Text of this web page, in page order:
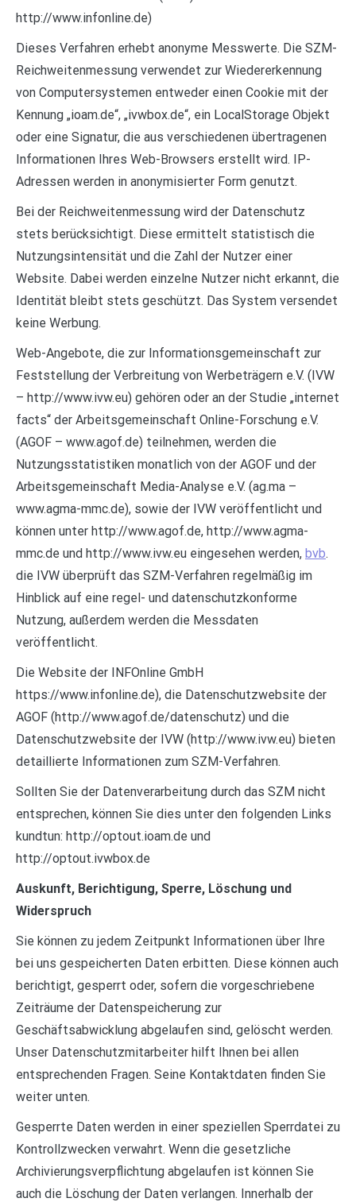
http://www.infonline.de)
Dieses Verfahren erhebt anonyme Messwerte. Die SZM-
Reichweitenmessung verwendet zur Wiedererkennung
von Computersystemen entweder einen Cookie mit der
Kennung „ioam.de“, „ivwbox.de“, ein LocalStorage Objekt
oder eine Signatur, die aus verschiedenen übertragenen
Informationen Ihres Web-Browsers erstellt wird. IP-
Adressen werden in anonymisierter Form genutzt.
Bei der Reichweitenmessung wird der Datenschutz
stets berücksichtigt. Diese ermittelt statistisch die
Nutzungsintensität und die Zahl der Nutzer einer
Website. Dabei werden einzelne Nutzer nicht erkannt, die
Identität bleibt stets geschützt. Das System versendet
keine Werbung.
Web-Angebote, die zur Informationsgemeinschaft zur
Feststellung der Verbreitung von Werbeträgern e.V. (IVW
– http://www.ivw.eu) gehören oder an der Studie „internet
facts“ der Arbeitsgemeinschaft Online-Forschung e.V.
(AGOF – www.agof.de) teilnehmen, werden die
Nutzungsstatistiken monatlich von der AGOF und der
Arbeitsgemeinschaft Media-Analyse e.V. (ag.ma –
www.agma-mmc.de), sowie der IVW veröffentlicht und
können unter http://www.agof.de, http://www.agma-
mmc.de und http://www.ivw.eu eingesehen werden, bvb.
die IVW überprüft das SZM-Verfahren regelmäßig im
Hinblick auf eine regel- und datenschutzkonforme
Nutzung, außerdem werden die Messdaten
veröffentlicht.
Die Website der INFOnline GmbH
https://www.infonline.de), die Datenschutzwebsite der
AGOF (http://www.agof.de/datenschutz) und die
Datenschutzwebsite der IVW (http://www.ivw.eu) bieten
detaillierte Informationen zum SZM-Verfahren.
Sollten Sie der Datenverarbeitung durch das SZM nicht
entsprechen, können Sie dies unter den folgenden Links
kundtun: http://optout.ioam.de und
http://optout.ivwbox.de
Auskunft, Berichtigung, Sperre, Löschung und
Widerspruch
Sie können zu jedem Zeitpunkt Informationen über Ihre
bei uns gespeicherten Daten erbitten. Diese können auch
berichtigt, gesperrt oder, sofern die vorgeschriebene
Zeiträume der Datenspeicherung zur
Geschäftsabwicklung abgelaufen sind, gelöscht werden.
Unser Datenschutzmitarbeiter hilft Ihnen bei allen
entsprechenden Fragen. Seine Kontaktdaten finden Sie
weiter unten.
Gesperrte Daten werden in einer speziellen Sperrdatei zu
Kontrollzwecken verwahrt. Wenn die gesetzliche
Archivierungsverpflichtung abgelaufen ist können Sie
auch die Löschung der Daten verlangen. Innerhalb der